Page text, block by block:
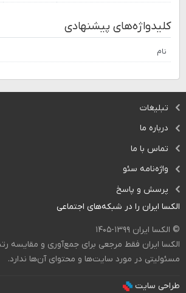
کلیدواژه‌های پیشنهادی
نام
تبلیغات
درباره ما
تماس با ما
واژه‌نامه سئو
پرسش و پاسخ
الکسا ایران را در شبکه‌های اجتماعی
© الکسا ایران ۱۳۹۹-۱۴۰۵
الکسا ایران فقط مرجعی برای جمع‌آوری و مقایسه
مسئولیتی در مورد سایت‌ها و محتوای آن‌ها ندارد.
طراحی سایت